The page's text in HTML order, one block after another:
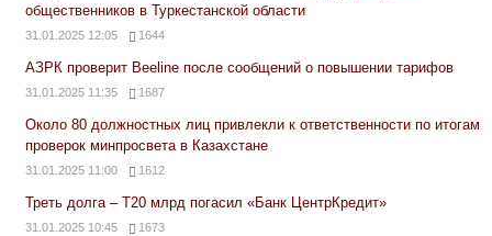
общественников в Туркестанской области
31.01.2025 12:05 1644
АЗРК проверит Beeline после сообщений о повышении тарифов
31.01.2025 11:35 1687
Около 80 должностных лиц привлекли к ответственности по итогам
проверок минпросвета в Казахстане
31.01.2025 11:00 1612
Треть долга – Т20 млрд погасил «Банк ЦентрКредит»
31.01.2025 10:45 1673